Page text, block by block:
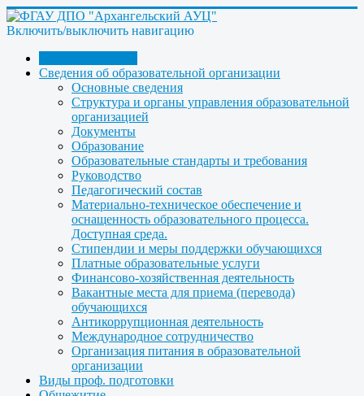
Включить/выключить навигацию
Сведения об образовательной организации
Основные сведения
Структура и органы управления образовательной
организацией
Документы
Образование
Образовательные стандарты и требования
Руководство
Педагогический состав
Материально-техническое обеспечение и
оснащенность образовательного процесса.
Доступная среда.
Стипендии и меры поддержки обучающихся
Платные образовательные услуги
Финансово-хозяйственная деятельность
Вакантные места для приема (перевода)
обучающихся
Антикоррупционная деятельность
Международное сотрудничество
Организация питания в образовательной
организации
Виды проф. подготовки